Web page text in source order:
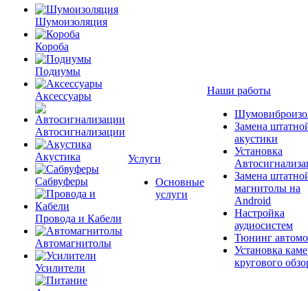
Шумоизоляция
Короба
Подиумы
Аксессуары
Автосигнализации
Акустика
Сабвуферы
Провода и Кабели
Автомагнитолы
Усилители
Услуги
Основные
услуги
Наши работы
Замена
акустики
Установка
Замена
магнитолы на
Android
Настройка
аудиосистем
Тюнинг
Установка
кругового